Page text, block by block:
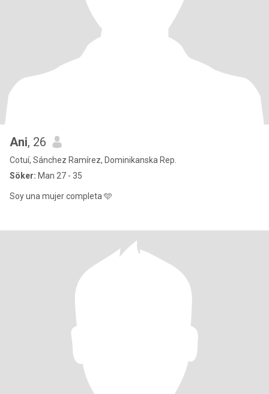
Ani, 26
Cotuí, Sánchez Ramírez, Dominikanska Rep.
Söker: Man 27 - 35
Soy una mujer completa 🩵